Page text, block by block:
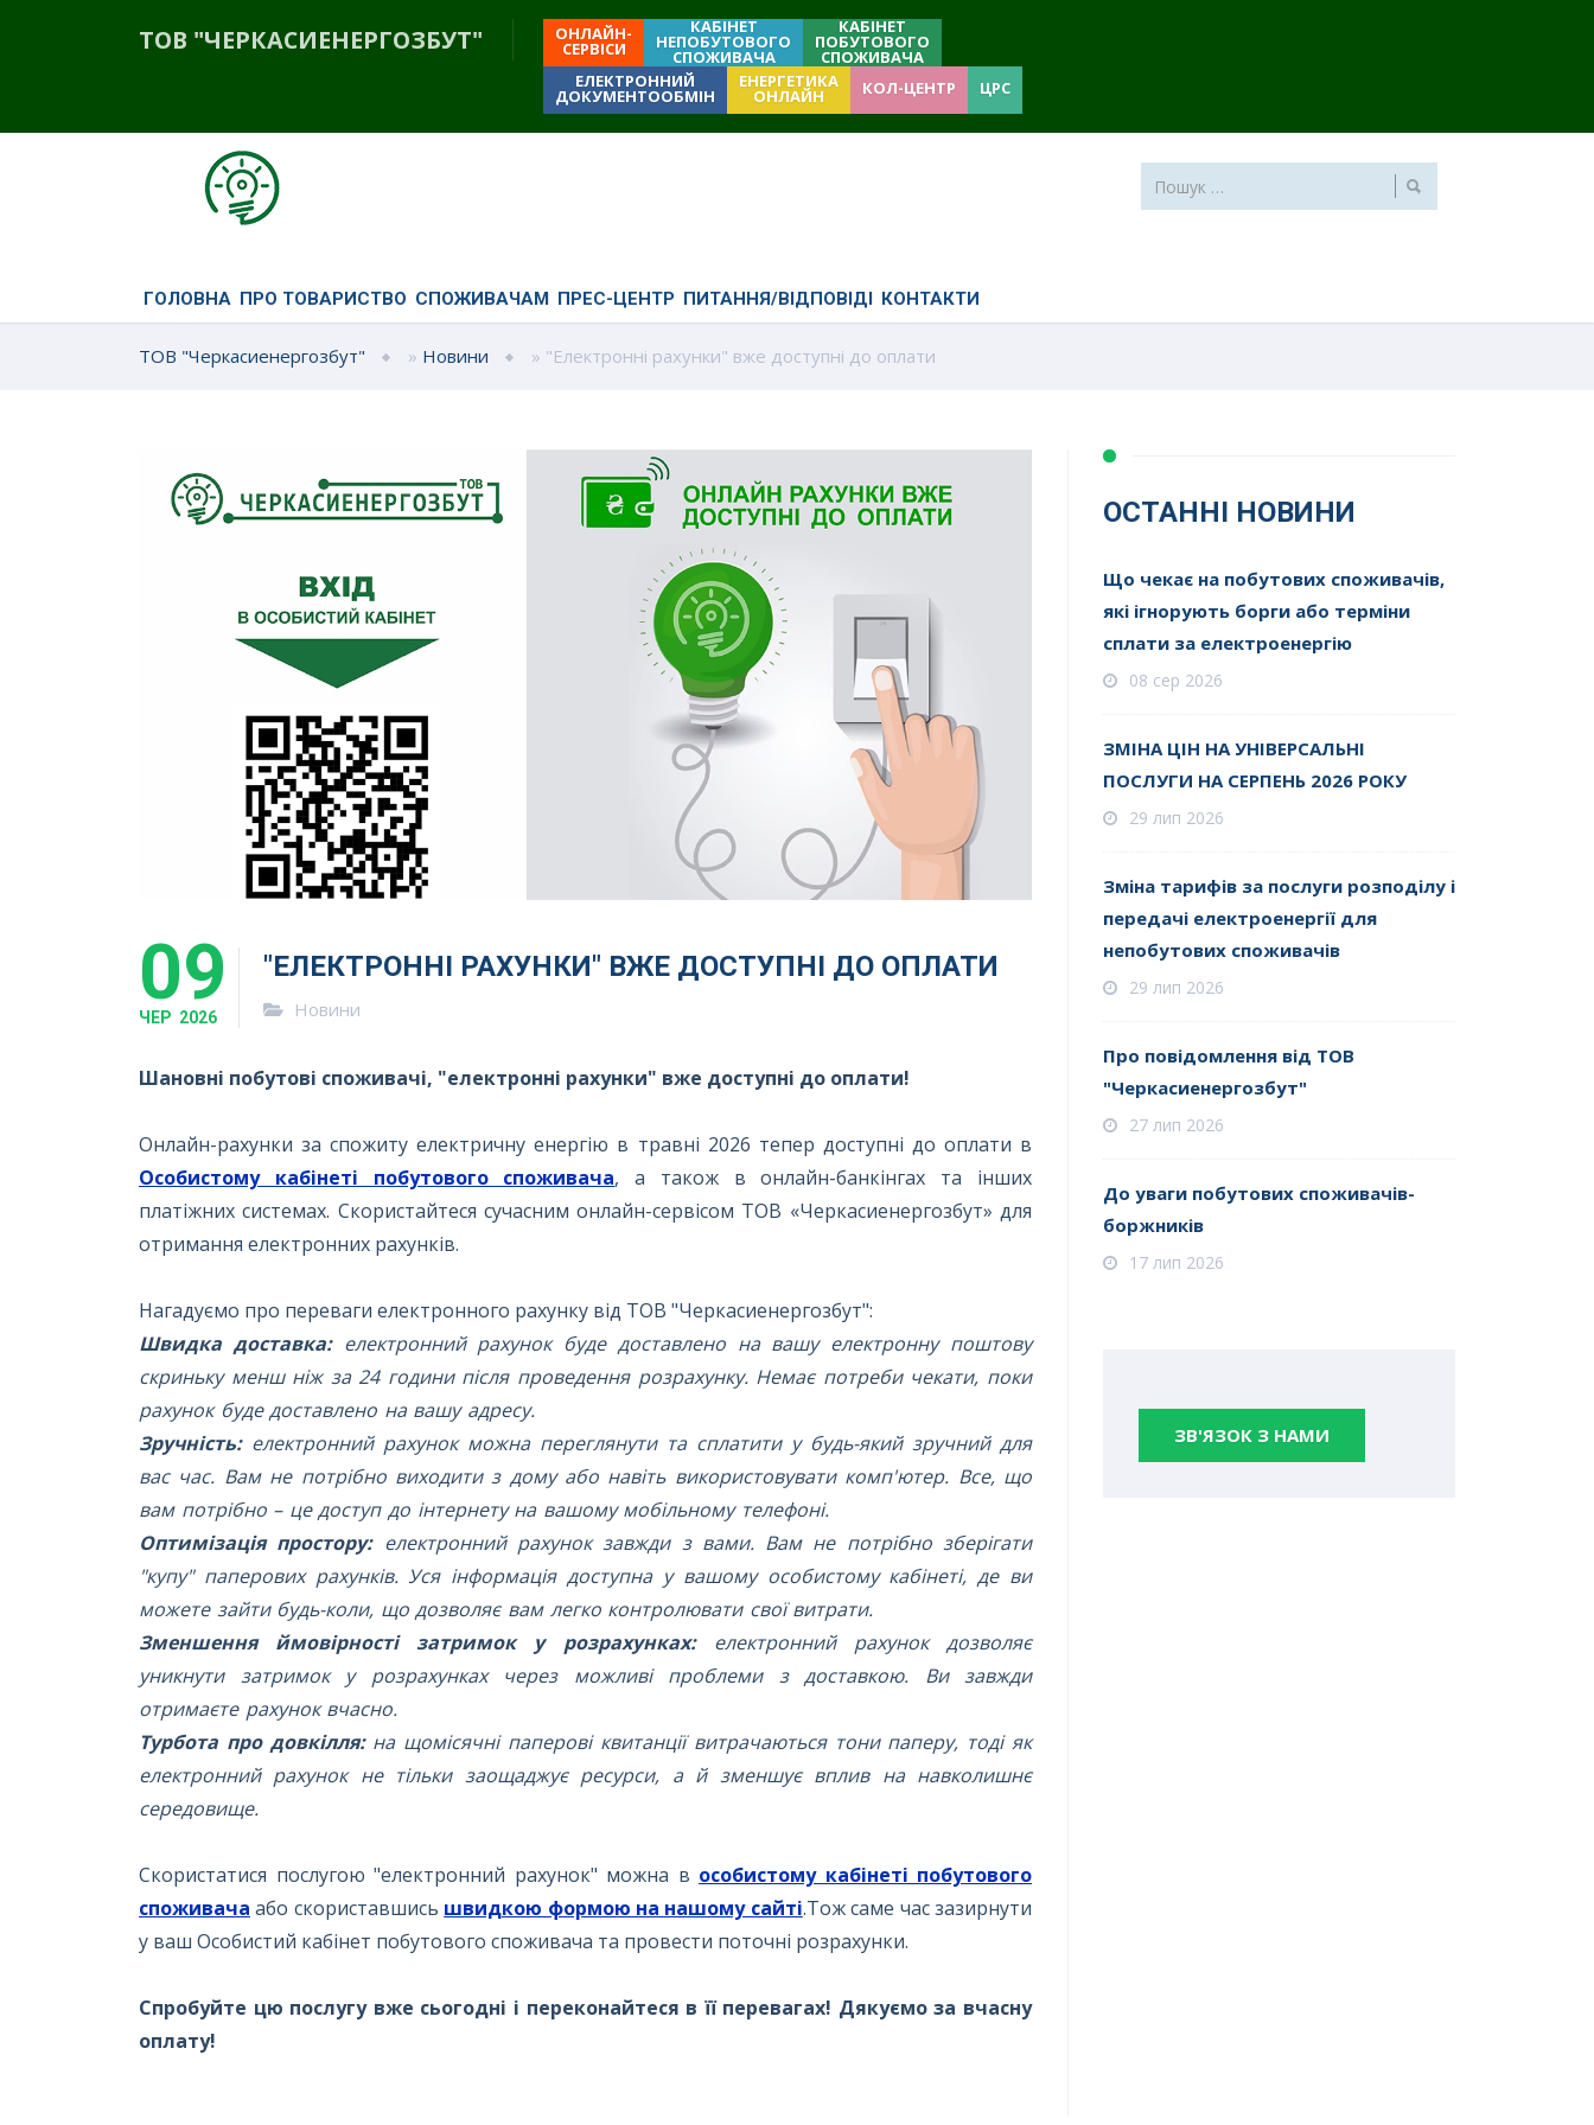
ТОВ "ЧЕРКАСИЕНЕРГОЗБУТ" ОНЛАЙН-
СЕРВІСИ
КАБІНЕТ
НЕПОБУТОВОГО
СПОЖИВАЧА
КАБІНЕТ
ПОБУТОВОГО
СПОЖИВАЧА
ЕЛЕКТРОННИЙ
ДОКУМЕНТООБМІН
ЕНЕРГЕТИКА
ОНЛАЙН КОЛ-ЦЕНТР ЦРС
ГОЛОВНА ПРО ТОВАРИСТВО СПОЖИВАЧАМ ПРЕС-ЦЕНТР ПИТАННЯ/ВІДПОВІДІ КОНТАКТИ
ТОВ "Черкасиенергозбут" » Новини » "Електронні рахунки" вже доступні до оплати
09
ЧЕР 2026
"ЕЛЕКТРОННІ РАХУНКИ" ВЖЕ ДОСТУПНІ ДО ОПЛАТИ
Новини
Шановні побутові споживачі, "електронні рахунки" вже доступні до оплати!
Онлайн-рахунки за спожиту електричну енергію в травні 2026 тепер доступні до оплати в
Особистому кабінеті побутового споживача, а також в онлайн-банкінгах та інших
платіжних системах. Скористайтеся сучасним онлайн-сервісом ТОВ «Черкасиенергозбут» для
отримання електронних рахунків.
Нагадуємо про переваги електронного рахунку від ТОВ "Черкасиенергозбут":
Швидка доставка: електронний рахунок буде доставлено на вашу електронну поштову
скриньку менш ніж за 24 години після проведення розрахунку. Немає потреби чекати, поки
рахунок буде доставлено на вашу адресу.
Зручність:електронний рахунок можна переглянути та сплатити у будь-який зручний для
вас час. Вам не потрібно виходити з дому або навіть використовувати комп'ютер. Все, що
вам потрібно – це доступ до інтернету на вашому мобільному телефоні.
Оптимізація простору:електронний рахунок завжди з вами. Вам не потрібно зберігати
"купу" паперових рахунків. Уся інформація доступна у вашому особистому кабінеті, де ви
можете зайти будь-коли, що дозволяє вам легко контролювати свої витрати.
Зменшення ймовірності затримок у розрахунках:електронний рахунок дозволяє
уникнути затримок у розрахунках через можливі проблеми з доставкою. Ви завжди
отримаєте рахунок вчасно.
Турбота про довкілля: на щомісячні паперові квитанції витрачаються тони паперу, тоді як
електронний рахунок не тільки заощаджує ресурси, а й зменшує вплив на навколишнє
середовище.
Скористатися послугою "електронний рахунок" можна в особистому кабінеті побутового
споживача або скориставшись швидкою формою на нашому сайті.Тож саме час зазирнути
у ваш Особистий кабінет побутового споживача та провести поточні розрахунки.
Спробуйте цю послугу вже сьогодні і переконайтеся в її перевагах! Дякуємо за вчасну
оплату!
ОСТАННІ НОВИНИ
Що чекає на побутових споживачів,
які ігнорують борги або терміни
сплати за електроенергію
08 сер 2026
ЗМІНА ЦІН НА УНІВЕРСАЛЬНІ
ПОСЛУГИ НА СЕРПЕНЬ 2026 РОКУ
29 лип 2026
Зміна тарифів за послуги розподілу і
передачі електроенергії для
непобутових споживачів
29 лип 2026
Про повідомлення від ТОВ
"Черкасиенергозбут"
27 лип 2026
До уваги побутових споживачів-
боржників
17 лип 2026
ЗВ'ЯЗОК З НАМИ